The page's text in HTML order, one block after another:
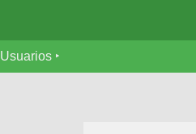
Usuarios